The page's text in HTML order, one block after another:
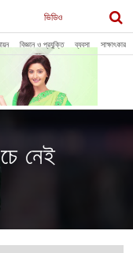
ভিডিও
বিজ্ঞান ও প্রযুক্তি ব্যবসা সাক্ষাৎকার
নেই